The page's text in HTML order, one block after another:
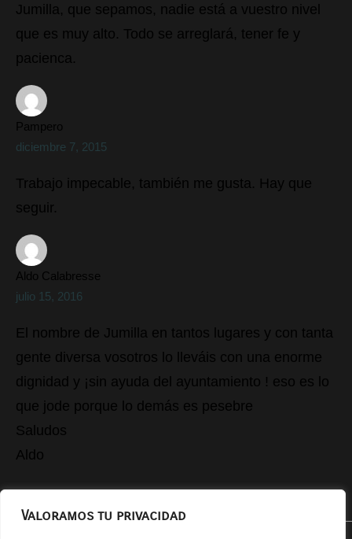
Valoramos tu privacidad
Jumilla, que sepamos, nadie está a vuestro nivel
que es muy alto. Todo se arreglará, tener fe y
pacienca.
Pampero
diciembre 7, 2015
Trabajo impecable, también me gusta. Hay que
seguir.
Aldo Calabresse
julio 15, 2016
El nombre de Jumilla en tantos lugares y con tanta
gente diversa vosotros lo lleváis con una enorme
dignidad y ¡sin ayuda del ayuntamiento ! eso es lo
que jode porque lo demás es pesebre
Saludos
Aldo